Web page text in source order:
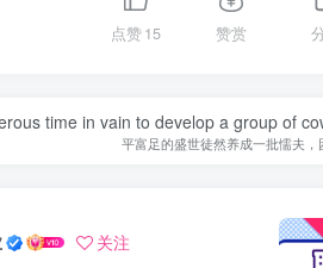
点赞15 赞赏
time in vain to develop a group of
平富足的盛世徒然养成一批懦夫
关注